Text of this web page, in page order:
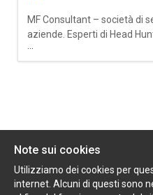
DE
MF Consultant – società di
aziende. Esperti di Head
Search; Talent Acquisition
Temporary Manager e
Note sui cookies
Utilizziamo dei cookies per
internet. Alcuni di questi sono